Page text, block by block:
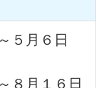
５月６日
８月１６日